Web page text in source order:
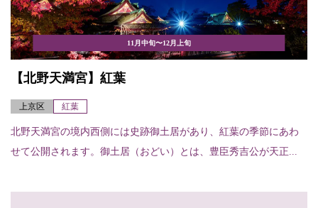
11月中旬〜12月上旬
【北野天満宮】紅葉
上京区 紅葉
北野天満宮の境内西側には史跡御土居があり、紅葉の季節にあわ
せて公開されます。御土居（おどい）とは、豊臣秀吉公が天正...